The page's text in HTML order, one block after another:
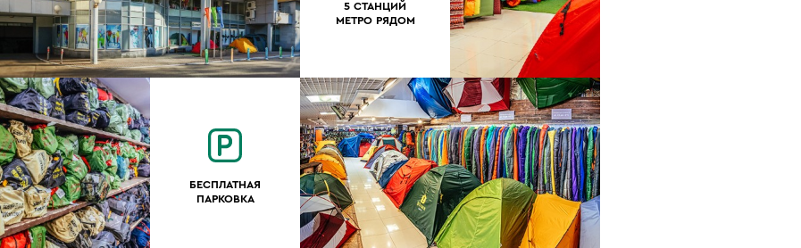
5 СТАНЦИЙ
МЕТРО РЯДОМ
БЕСПЛАТНАЯ
ПАРКОВКА